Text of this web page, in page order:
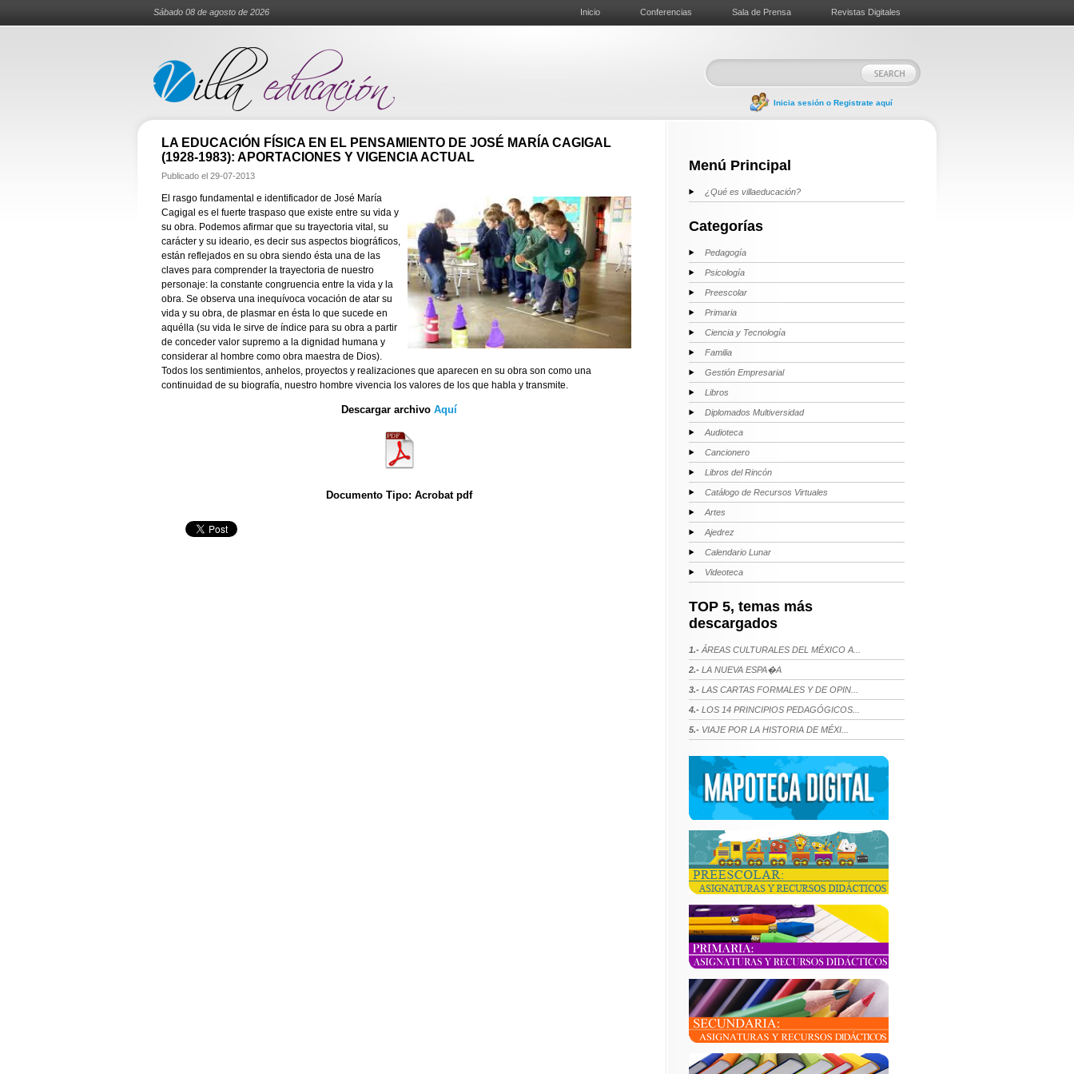
Sábado 08 de agosto de 2026 Inicio Conferencias Sala de Prensa Revistas Digitales
Inicia sesión o Registrate aquí
LA EDUCACIÓN FÍSICA EN EL PENSAMIENTO DE JOSÉ MARÍA CAGIGAL
(1928-1983): APORTACIONES Y VIGENCIA ACTUAL
Publicado el 29-07-2013
El rasgo fundamental e identificador de José María
Cagigal es el fuerte traspaso que existe entre su vida y
su obra. Podemos afirmar que su trayectoria vital, su
carácter y su ideario, es decir sus aspectos biográficos,
están reflejados en su obra siendo ésta una de las
claves para comprender la trayectoria de nuestro
personaje: la constante congruencia entre la vida y la
obra. Se observa una inequívoca vocación de atar su
vida y su obra, de plasmar en ésta lo que sucede en
aquélla (su vida le sirve de índice para su obra a partir
de conceder valor supremo a la dignidad humana y
considerar al hombre como obra maestra de Dios).
Todos los sentimientos, anhelos, proyectos y realizaciones que aparecen en su obra son como una
continuidad de su biografía, nuestro hombre vivencia los valores de los que habla y transmite.
Descargar archivo Aquí
Documento Tipo: Acrobat pdf
Menú Principal
¿Qué es villaeducación?
Categorías
Pedagogía
Psicología
Preescolar
Primaria
Ciencia y Tecnología
Familia
Gestión Empresarial
Libros
Diplomados Multiversidad
Audioteca
Cancionero
Libros del Rincón
Catálogo de Recursos Virtuales
Artes
Ajedrez
Calendario Lunar
Videoteca
TOP 5, temas más
descargados
1.- ÁREAS CULTURALES DEL MÉXICO A...
2.- LA NUEVA ESPA�A
3.- LAS CARTAS FORMALES Y DE OPIN...
4.- LOS 14 PRINCIPIOS PEDAGÓGICOS...
5.- VIAJE POR LA HISTORIA DE MÉXI...